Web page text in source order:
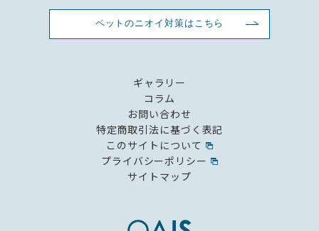
ペットのニオイ対策はこちら
ギャラリー
コラム
お問い合わせ
特定商取引法に基づく表記
このサイトについて
プライバシーポリシー
サイトマップ